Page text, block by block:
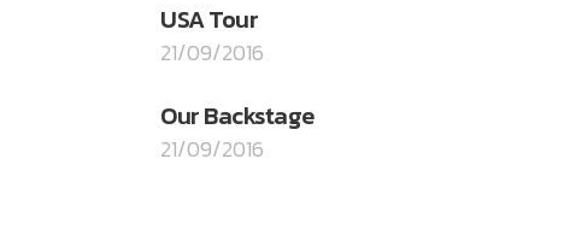
USA Tour
21/09/2016
Our Backstage
21/09/2016